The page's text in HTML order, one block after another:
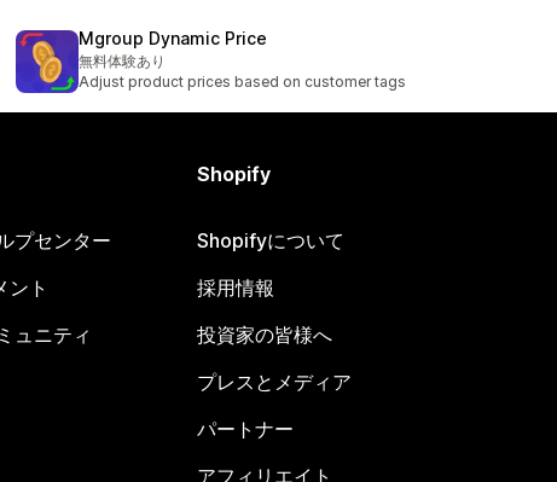
Mgroup Dynamic Price
無料体験あり
Adjust product prices based on customer tags
プセンター
ント
ュニティ
Shopify
Shopifyについて
採用情報
投資家の皆様へ
プレスとメディア
パートナー
アフィリエイト